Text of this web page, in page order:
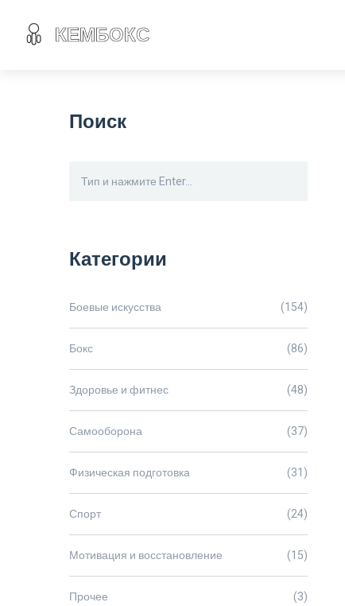
Поиск
Категории
Боевые искусства (154)
Бокс (86)
Здоровье и фитнес (48)
Самооборона (37)
Физическая подготовка (31)
Спорт (24)
Мотивация и восстановление (15)
Прочее (3)